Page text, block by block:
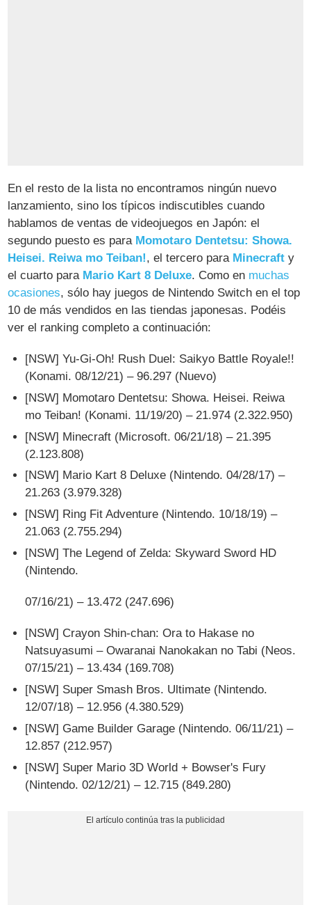
En el resto de la lista no encontramos ningún nuevo
lanzamiento, sino los típicos indiscutibles cuando
hablamos de ventas de videojuegos en Japón: el
segundo puesto es para Momotaro Dentetsu: Showa.
Heisei. Reiwa mo Teiban!, el tercero para Minecraft y
el cuarto para Mario Kart 8 Deluxe. Como en muchas
ocasiones, sólo hay juegos de Nintendo Switch en el top
10 de más vendidos en las tiendas japonesas. Podéis
ver el ranking completo a continuación:
[NSW] Yu-Gi-Oh! Rush Duel: Saikyo Battle Royale!!
(Konami. 08/12/21) – 96.297 (Nuevo)
[NSW] Momotaro Dentetsu: Showa. Heisei. Reiwa
mo Teiban! (Konami. 11/19/20) – 21.974 (2.322.950)
[NSW] Minecraft (Microsoft. 06/21/18) – 21.395
(2.123.808)
[NSW] Mario Kart 8 Deluxe (Nintendo. 04/28/17) –
21.263 (3.979.328)
[NSW] Ring Fit Adventure (Nintendo. 10/18/19) –
21.063 (2.755.294)
[NSW] The Legend of Zelda: Skyward Sword HD
(Nintendo.
07/16/21) – 13.472 (247.696)
[NSW] Crayon Shin-chan: Ora to Hakase no
Natsuyasumi – Owaranai Nanokakan no Tabi (Neos.
07/15/21) – 13.434 (169.708)
[NSW] Super Smash Bros. Ultimate (Nintendo.
12/07/18) – 12.956 (4.380.529)
[NSW] Game Builder Garage (Nintendo. 06/11/21) –
12.857 (212.957)
[NSW] Super Mario 3D World + Bowser's Fury
(Nintendo. 02/12/21) – 12.715 (849.280)